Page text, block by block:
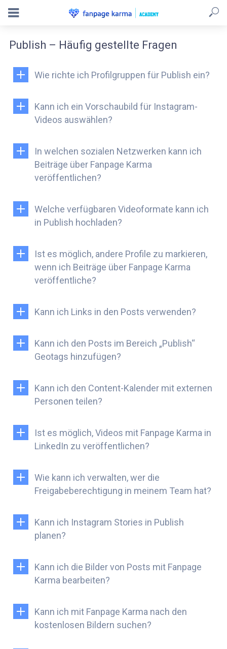
Publish – Häufig gestellte Fragen
Wie richte ich Profilgruppen für Publish ein?
Kann ich ein Vorschaubild für Instagram-
Videos auswählen?
In welchen sozialen Netzwerken kann ich
Beiträge über Fanpage Karma
veröffentlichen?
Welche verfügbaren Videoformate kann ich
in Publish hochladen?
Ist es möglich, andere Profile zu markieren,
wenn ich Beiträge über Fanpage Karma
veröffentliche?
Kann ich Links in den Posts verwenden?
Kann ich den Posts im Bereich „Publish“
Geotags hinzufügen?
Kann ich den Content-Kalender mit externen
Personen teilen?
Ist es möglich, Videos mit Fanpage Karma in
LinkedIn zu veröffentlichen?
Wie kann ich verwalten, wer die
Freigabeberechtigung in meinem Team hat?
Kann ich Instagram Stories in Publish
planen?
Kann ich die Bilder von Posts mit Fanpage
Karma bearbeiten?
Kann ich mit Fanpage Karma nach den
kostenlosen Bildern suchen?